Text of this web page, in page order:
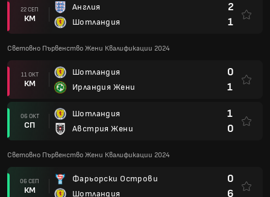
22 СЕП
КМ
Англия
Шотландия
2
1
Световно Първенство Жени Квалификации 2024
11 ОКТ
КМ
Шотландия
Ирландия Жени
0
1
06 ОКТ
СП
Шотландия
Австрия Жени
1
0
Световно Първенство Жени Квалификации 2024
06 СЕП
КМ
Фарьорски Острови
Шотландия
0
6